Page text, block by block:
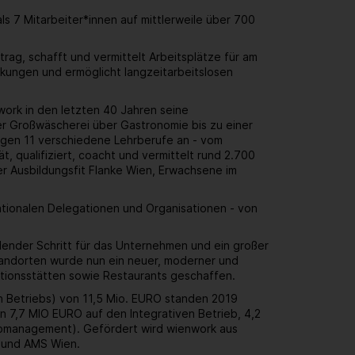
7 Mitarbeiter*innen auf mittlerweile über 700
schafft und vermittelt Arbeitsplätze für am
und ermöglicht langzeitarbeitslosen
in den letzten 40 Jahren seine
über Gastronomie bis zu einer
11 verschiedene Lehrberufe an - vom
qualifiziert, coacht und vermittelt rund 2.700
Flanke Wien, Erwachsene im
Delegationen und Organisationen - von
Schritt für das Unternehmen und ein großer
wurde nun ein neuer, moderner und
sowie Restaurants geschaffen.
von 11,5 Mio. EURO standen 2019
MIO EURO auf den Integrativen Betrieb, 4,2
Gefördert wird wienwork aus
AMS Wien.